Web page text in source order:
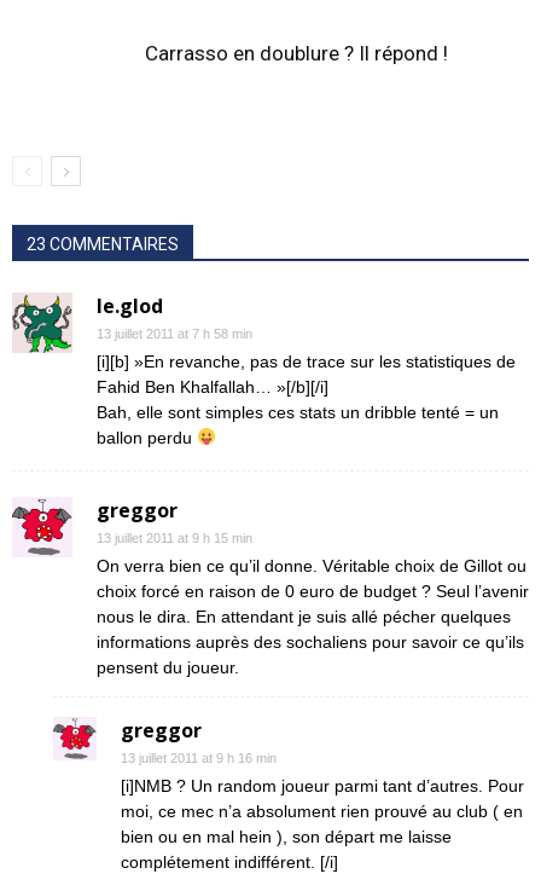
Carrasso en doublure ? Il répond !
23 COMMENTAIRES
le.glod
13 juillet 2011 at 7 h 58 min
[i][b] »En revanche, pas de trace sur les statistiques de
Fahid Ben Khalfallah… »[/b][/i]
Bah, elle sont simples ces stats un dribble tenté = un
ballon perdu
greggor
13 juillet 2011 at 9 h 15 min
On verra bien ce qu’il donne. Véritable choix de Gillot ou
choix forcé en raison de 0 euro de budget ? Seul l’avenir
nous le dira. En attendant je suis allé pécher quelques
informations auprès des sochaliens pour savoir ce qu’ils
pensent du joueur.
greggor
13 juillet 2011 at 9 h 16 min
[i]NMB ? Un random joueur parmi tant d’autres. Pour
moi, ce mec n’a absolument rien prouvé au club ( en
bien ou en mal hein ), son départ me laisse
complétement indifférent. [/i]